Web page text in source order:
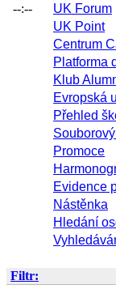
--:--
UK Forum
UK Point
Centrum
Platforma
Klub
Evropská
Přehled
Promoce
Evidence
Nástěnka
Hledání
Filtr: